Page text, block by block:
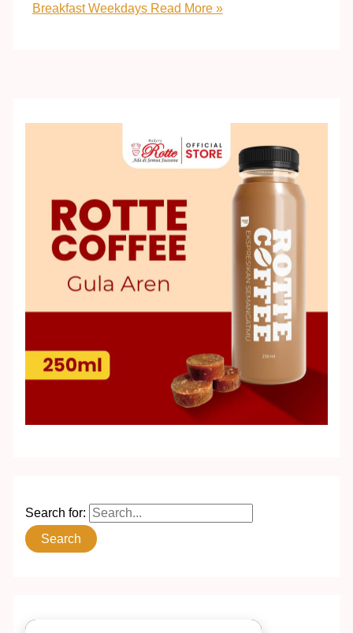
Breakfast WeekdaysRead More »
Search for: